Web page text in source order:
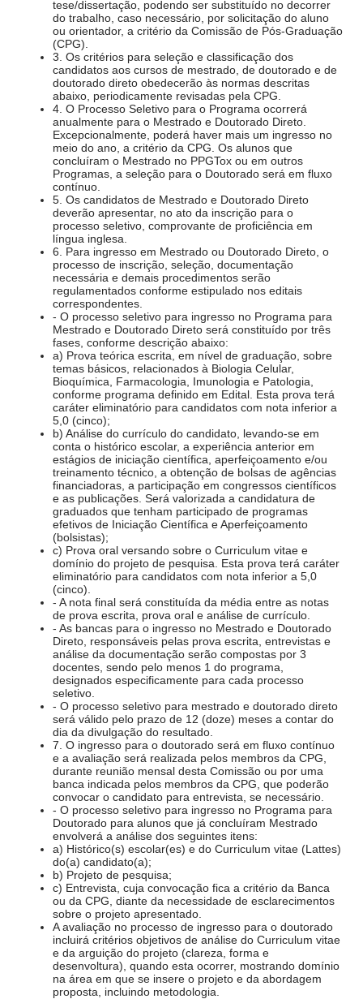
tese/dissertação, podendo ser substituído no decorrer
do trabalho, caso necessário, por solicitação do aluno
ou orientador, a critério da Comissão de Pós-Graduação
(CPG).
3. Os critérios para seleção e classificação dos
candidatos aos cursos de mestrado, de doutorado e de
doutorado direto obedecerão às normas descritas
abaixo, periodicamente revisadas pela CPG.
4. O Processo Seletivo para o Programa ocorrerá
anualmente para o Mestrado e Doutorado Direto.
Excepcionalmente, poderá haver mais um ingresso no
meio do ano, a critério da CPG. Os alunos que
concluíram o Mestrado no PPGTox ou em outros
Programas, a seleção para o Doutorado será em fluxo
contínuo.
5. Os candidatos de Mestrado e Doutorado Direto
deverão apresentar, no ato da inscrição para o
processo seletivo, comprovante de proficiência em
língua inglesa.
6. Para ingresso em Mestrado ou Doutorado Direto, o
processo de inscrição, seleção, documentação
necessária e demais procedimentos serão
regulamentados conforme estipulado nos editais
correspondentes.
- O processo seletivo para ingresso no Programa para
Mestrado e Doutorado Direto será constituído por três
fases, conforme descrição abaixo:
a) Prova teórica escrita, em nível de graduação, sobre
temas básicos, relacionados à Biologia Celular,
Bioquímica, Farmacologia, Imunologia e Patologia,
conforme programa definido em Edital. Esta prova terá
caráter eliminatório para candidatos com nota inferior a
5,0 (cinco);
b) Análise do currículo do candidato, levando-se em
conta o histórico escolar, a experiência anterior em
estágios de iniciação científica, aperfeiçoamento e/ou
treinamento técnico, a obtenção de bolsas de agências
financiadoras, a participação em congressos científicos
e as publicações. Será valorizada a candidatura de
graduados que tenham participado de programas
efetivos de Iniciação Científica e Aperfeiçoamento
(bolsistas);
c) Prova oral versando sobre o Curriculum vitae e
domínio do projeto de pesquisa. Esta prova terá caráter
eliminatório para candidatos com nota inferior a 5,0
(cinco).
- A nota final será constituída da média entre as notas
de prova escrita, prova oral e análise de currículo.
- As bancas para o ingresso no Mestrado e Doutorado
Direto, responsáveis pelas prova escrita, entrevistas e
análise da documentação serão compostas por 3
docentes, sendo pelo menos 1 do programa,
designados especificamente para cada processo
seletivo.
- O processo seletivo para mestrado e doutorado direto
será válido pelo prazo de 12 (doze) meses a contar do
dia da divulgação do resultado.
7. O ingresso para o doutorado será em fluxo contínuo
e a avaliação será realizada pelos membros da CPG,
durante reunião mensal desta Comissão ou por uma
banca indicada pelos membros da CPG, que poderão
convocar o candidato para entrevista, se necessário.
- O processo seletivo para ingresso no Programa para
Doutorado para alunos que já concluíram Mestrado
envolverá a análise dos seguintes itens:
a) Histórico(s) escolar(es) e do Curriculum vitae (Lattes)
do(a) candidato(a);
b) Projeto de pesquisa;
c) Entrevista, cuja convocação fica a critério da Banca
ou da CPG, diante da necessidade de esclarecimentos
sobre o projeto apresentado.
A avaliação no processo de ingresso para o doutorado
incluirá critérios objetivos de análise do Curriculum vitae
e da arguição do projeto (clareza, forma e
desenvoltura), quando esta ocorrer, mostrando domínio
na área em que se insere o projeto e da abordagem
proposta, incluindo metodologia.